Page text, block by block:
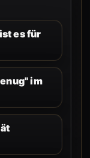
es für
im